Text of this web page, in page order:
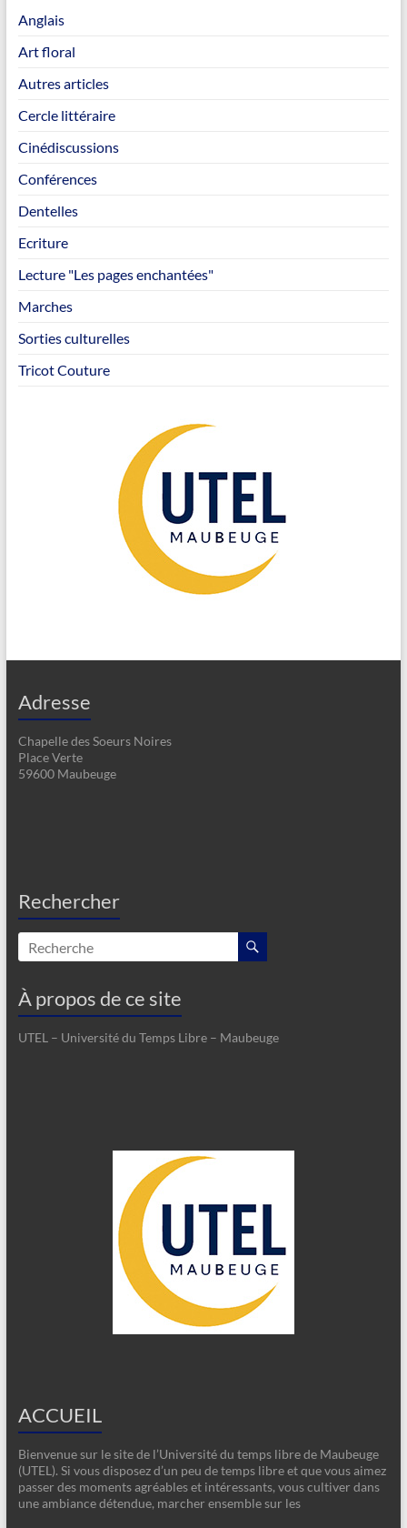
Anglais
Art floral
Autres articles
Cercle littéraire
Cinédiscussions
Conférences
Dentelles
Ecriture
Lecture "Les pages enchantées"
Marches
Sorties culturelles
Tricot Couture
Adresse
Chapelle des Soeurs Noires
Place Verte
59600 Maubeuge
Rechercher
À propos de ce site
UTEL – Université du Temps Libre – Maubeuge
ACCUEIL
Bienvenue sur le site de l’Université du temps libre de Maubeuge
(UTEL). Si vous disposez d’un peu de temps libre et que vous aimez
passer des moments agréables et intéressants, vous cultiver dans
une ambiance détendue, marcher ensemble sur les